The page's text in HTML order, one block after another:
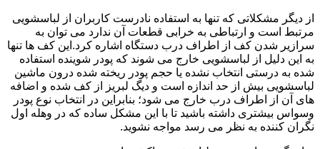
از دیگر مشکلاتی که تنها به استفاده نادرست کاربران از لباسشویی
مرتبط است و ارتباطی به خرابی قطعات آن ندارد می توان به
سرازیر شدن کف از اطراف درب دستگاه اشاره کرد.این کف ها تنها
به این دلیل از لباسشویی خارج می شوند که پودر شوینده استفاده
شده به درستی انتخاب نشده یا حجم پودر ریخته شده درون ماشین
لباسشویی بیش از حد اندازه است و دیگ لبریز از کف شده و اضافه
های آن از اطراف درب خارج می شود؛ بنابراین در انتخاب نوع پودر
وسواس بیشتری داشته باشید تا با این مشکل ساده که در وهله اول
نگران کننده به نظر می رسد مواجه نشوید.